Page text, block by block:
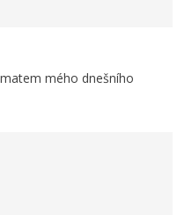
mého dnešního